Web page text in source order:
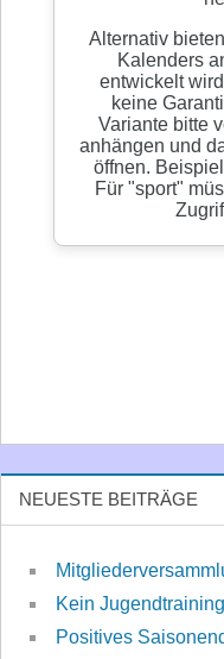
NEUESTE BEITRÄGE
Kein
Positives